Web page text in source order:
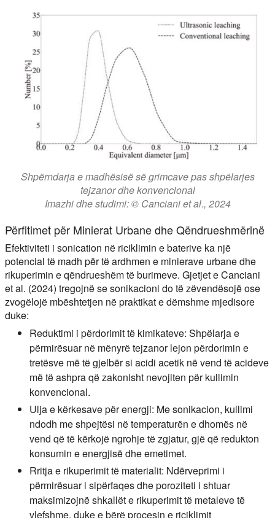
Shpërndarja e madhësisë së grimcave pas shpëlarjes
tejzanor dhe konvencional
Imazhi dhe studimi: © Canciani et al., 2024
Përfitimet për Minierat Urbane dhe Qëndrueshmërinë
Efektiviteti i sonication në riciklimin e baterive ka një
potencial të madh për të ardhmen e minierave urbane dhe
rikuperimin e qëndrueshëm të burimeve. Gjetjet e Canciani
et al. (2024) tregojnë se sonikacioni do të zëvendësojë ose
zvogëlojë mbështetjen në praktikat e dëmshme mjedisore
duke:
Reduktimi i përdorimit të kimikateve: Shpëlarja e
përmirësuar në mënyrë tejzanor lejon përdorimin e
tretësve më të gjelbër si acidi acetik në vend të acideve
më të ashpra që zakonisht nevojiten për kullimin
konvencional.
Ulja e kërkesave për energji: Me sonikacion, kullimi
ndodh me shpejtësi në temperaturën e dhomës në
vend që të kërkojë ngrohje të zgjatur, gjë që redukton
konsumin e energjisë dhe emetimet.
Rritja e rikuperimit të materialit: Ndërveprimi i
përmirësuar i sipërfaqes dhe poroziteti i shtuar
maksimizojnë shkallët e rikuperimit të metaleve të
vlefshme, duke e bërë procesin e riciklimit